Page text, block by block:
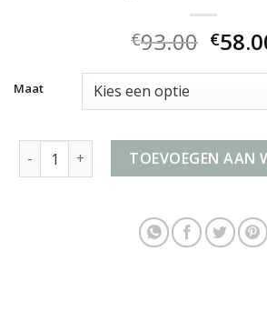
€93.00 €
Maat
lichtgewicht koffer groot aantal
TOEVOEGEN AAN